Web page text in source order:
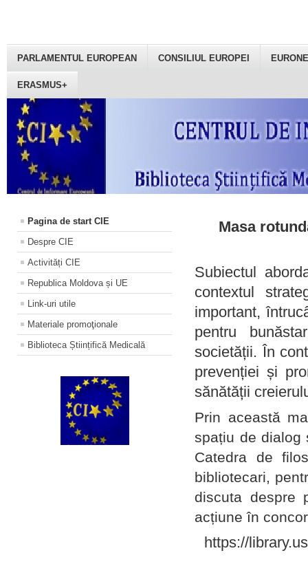
PARLAMENTUL EUROPEAN CONSILIUL EUROPEI
ERASMUS+
Pagina de start CIE
Despre CIE
Activități CIE
Republica Moldova și UE
Link-uri utile
Materiale promoţionale
Biblioteca Științifică Medicală
Masa
Subiectul
contextul
important,
pentru
societății. În
prevenției și
sănătății
Prin această
spațiu de dialog
Catedra de
bibliotecari,
discuta despre
acțiune în
https://